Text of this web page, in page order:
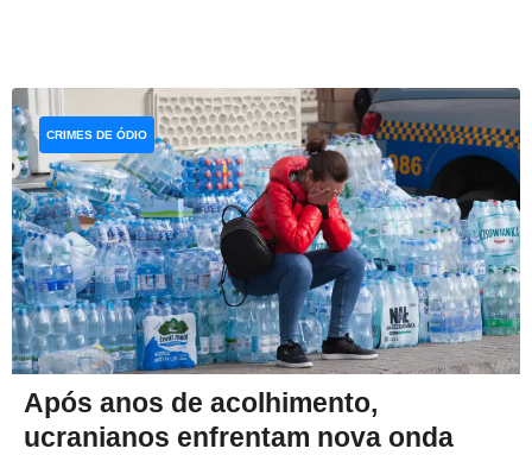
Após anos de acolhimento,
ucranianos enfrentam nova onda
CRIMES DE ÓDIO